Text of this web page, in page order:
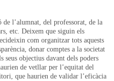
l’alumnat, del professorat, de la
etc. Deixem que siguin els
com organitzar tots aquests
donar comptes a la societat
seus objectius davant dels poders
de vetllar per l’equitat del
que haurien de validar l’eficàcia